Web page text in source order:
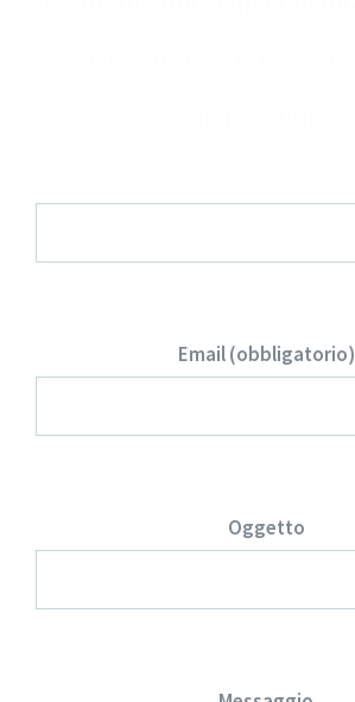
Email (obbligatorio)
Oggetto